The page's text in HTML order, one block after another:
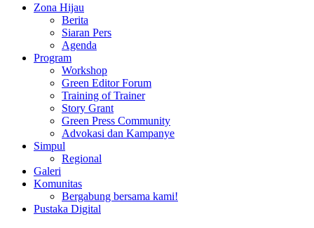
Zona Hijau
Berita
Siaran Pers
Agenda
Program
Workshop
Green Editor Forum
Training of Trainer
Story Grant
Green Press Community
Advokasi dan Kampanye
Simpul
Regional
Galeri
Komunitas
Bergabung bersama kami!
Pustaka Digital